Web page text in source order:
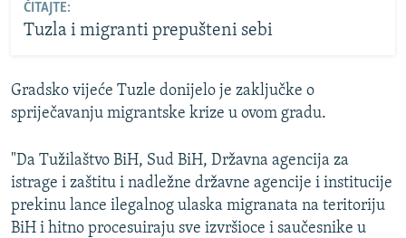
ČITAJTE:
Tuzla i migranti prepušteni sebi
Gradsko vijeće Tuzle donijelo je zaključke o
spriječavanju migrantske krize u ovom gradu.
"Da Tužilaštvo BiH, Sud BiH, Državna agencija za
istrage i zaštitu i nadležne državne agencije i institucije
prekinu lance ilegalnog ulaska migranata na teritoriju
BiH i hitno procesuiraju sve izvršioce i saučesnike u